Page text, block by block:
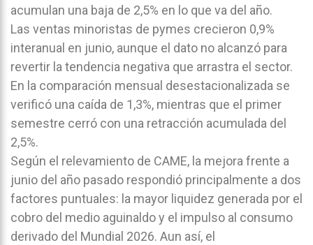
acumulan una baja de 2,5% en lo que va del año.
Las ventas minoristas de pymes crecieron 0,9%
interanual en junio, aunque el dato no alcanzó para
revertir la tendencia negativa que arrastra el sector.
En la comparación mensual desestacionalizada se
verificó una caída de 1,3%, mientras que el primer
semestre cerró con una retracción acumulada del
2,5%.
Según el relevamiento de CAME, la mejora frente a
junio del año pasado respondió principalmente a dos
factores puntuales: la mayor liquidez generada por el
cobro del medio aguinaldo y el impulso al consumo
derivado del Mundial 2026. Aun así, el